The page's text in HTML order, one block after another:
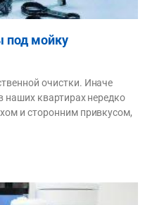
под мойку
очистки. Иначе
наших квартирах нередко
и сторонним привкусом,